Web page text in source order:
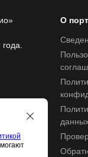
О